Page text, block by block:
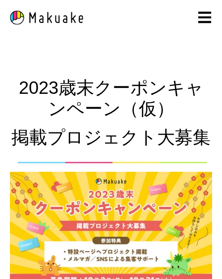
Open
2023歳末クーポンキャ
ンペーン（仮）
掲載プロジェクト大募集